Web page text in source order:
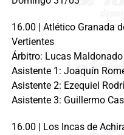
16.00 | Atlético Granada
Vertientes
Árbitro: Lucas Maldonado
Asistente 1: Joaquín
Asistente 2: Ezequiel
Asistente 3: Guillermo
16.00 | Los Incas de